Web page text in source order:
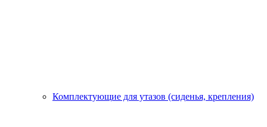
Комплектующие для утазов (сиденья, крепления)